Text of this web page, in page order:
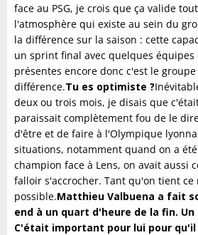
face au PSG, je crois que ça valide
l'atmosphère qui existe au sein du
la différence sur la saison : cette
un sprint final avec quelques
présentes encore donc c'est le
différence.Tu es optimiste ?
deux ou trois mois, je disais que
paraissait complètement fou de le
d'être et de faire à l'Olympique
situations, notamment quand on a
champion face à Lens, on avait aussi
falloir s'accrocher. Tant qu'on tient ce
possible.Matthieu Valbuena a fait
end à un quart d'heure de la fin.
C'était important pour lui pour